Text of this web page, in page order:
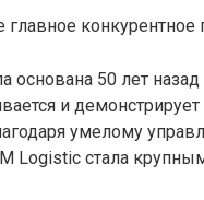
главное
50 лет
и
умелому
Logistic стала